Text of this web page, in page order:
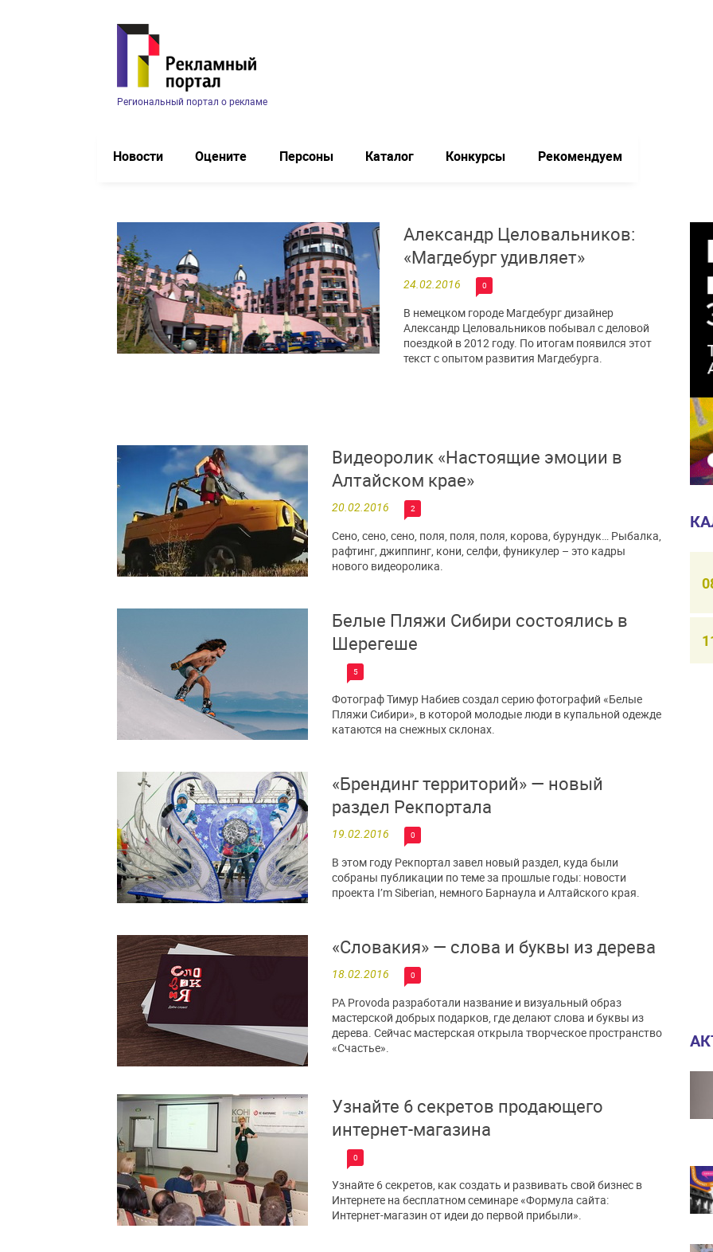
Региональный портал о рекламе
Новости Оцените Персоны Каталог Конкурсы Рекомендуем
Александр Целовальников:
«Магдебург удивляет»
24.02.2016 0
В немецком городе Магдебург дизайнер
Александр Целовальников побывал с деловой
поездкой в 2012 году. По итогам появился этот
текст с опытом развития Магдебурга.
Видеоролик «Настоящие эмоции в
Алтайском крае»
20.02.2016 2
Сено, сено, сено, поля, поля, поля, корова, бурундук… Рыбалка,
рафтинг, джиппинг, кони, селфи, фуникулер – это кадры
нового видеоролика.
Белые Пляжи Сибири состоялись в
Шерегеше
5
Фотограф Тимур Набиев создал серию фотографий «Белые
Пляжи Сибири», в которой молодые люди в купальной одежде
катаются на снежных склонах.
«Брендинг территорий» — новый
раздел Рекпортала
19.02.2016 0
В этом году Рекпортал завел новый раздел, куда были
собраны публикации по теме за прошлые годы: новости
проекта I’m Siberian, немного Барнаула и Алтайского края.
«Словакия» — слова и буквы из дерева
18.02.2016 0
РА Provoda разработали название и визуальный образ
мастерской добрых подарков, где делают слова и буквы из
дерева. Сейчас мастерская открыла творческое пространство
«Счастье».
Узнайте 6 секретов продающего
интернет-магазина
0
Узнайте 6 секретов, как создать и развивать свой бизнес в
Интернете на бесплатном семинаре «Формула сайта:
Интернет-магазин от идеи до первой прибыли».